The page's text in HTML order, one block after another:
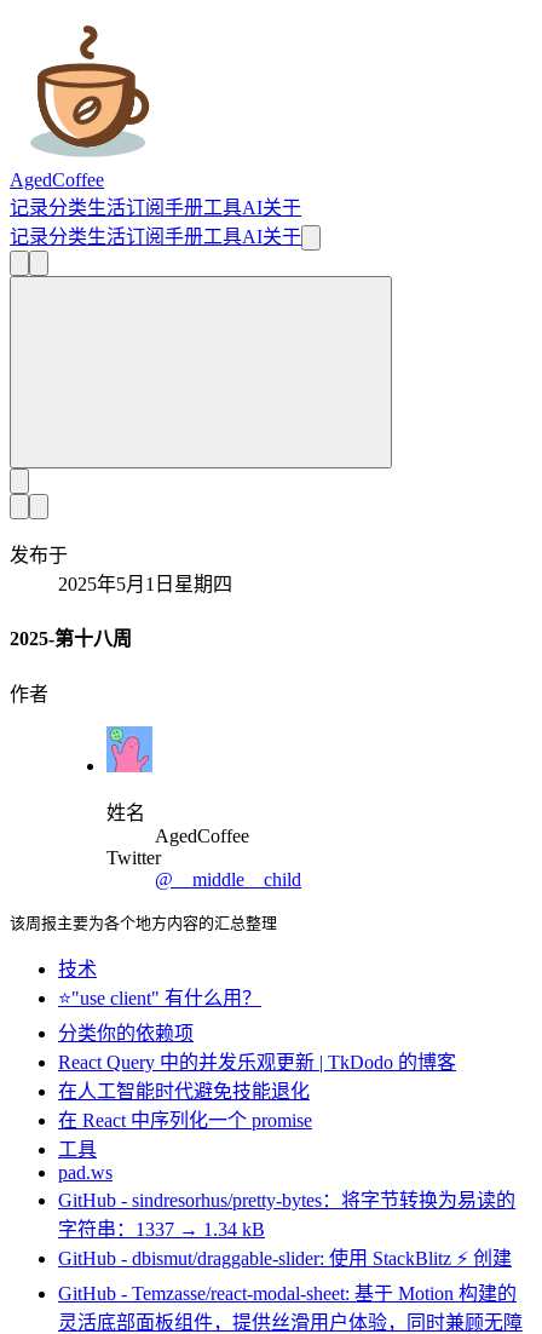
AgedCoffee
记录分类生活订阅手册工具AI关于
记录分类生活订阅手册工具AI关于
发布于
2025年5月1日星期四
2025-第十八周
作者
姓名
AgedCoffee
Twitter
@__middle__child
该周报主要为各个地方内容的汇总整理
技术
⭐️"use client" 有什么用？
分类你的依赖项
React Query 中的并发乐观更新 | TkDodo 的博客
在人工智能时代避免技能退化
在 React 中序列化一个 promise
工具
pad.ws
GitHub - sindresorhus/pretty-bytes：将字节转换为易读的
字符串：1337 → 1.34 kB
GitHub - dbismut/draggable-slider: 使用 StackBlitz ⚡️ 创建
GitHub - Temzasse/react-modal-sheet: 基于 Motion 构建的
灵活底部面板组件，提供丝滑用户体验，同时兼顾无障